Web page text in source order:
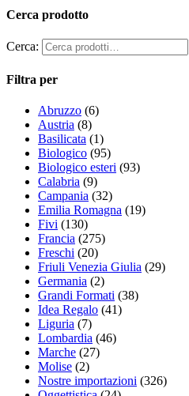
Cerca prodotto
Cerca:
Filtra per
Abruzzo (6)
Austria (8)
Basilicata (1)
Biologico (95)
Biologico esteri (93)
Calabria (9)
Campania (32)
Emilia Romagna (19)
Fivi (130)
Francia (275)
Freschi (20)
Friuli Venezia Giulia (29)
Germania (2)
Grandi Formati (38)
Idea Regalo (41)
Liguria (7)
Lombardia (46)
Marche (27)
Molise (2)
Nostre importazioni (326)